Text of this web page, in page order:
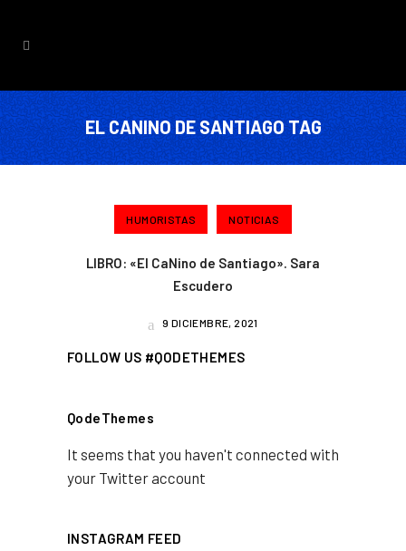
EL CANINO DE SANTIAGO TAG
HUMORISTAS NOTICIAS
LIBRO: «El CaNino de Santiago». Sara
Escudero
9 DICIEMBRE, 2021
FOLLOW US #QODETHEMES
QodeThemes
It seems that you haven't connected with
your Twitter account
INSTAGRAM FEED